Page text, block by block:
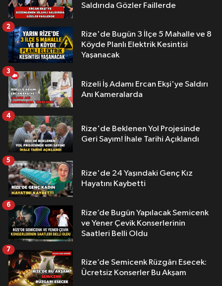
Saldırıda Gözler Faillerde
Rize'de Bugün 3 İlçe 5 Mahalle ve 8
Köyde Planlı Elektrik Kesintisi
Yaşanacak
2
Rizeli İş Adamı Ercan Ekşi'ye Saldırı
Anı Kameralarda
3
Rize'de Beklenen Yol Projesinde
Geri Sayım! İhale Tarihi Açıklandı
4
Rize'de 24 Yaşındaki Genç Kız
Hayatını Kaybetti
5
Rize’de Bugün Yapılacak Semicenk
ve Yener Çevik Konserlerinin
Saatleri Belli Oldu
6
Rize’de Semicenk Rüzgârı Esecek:
Ücretsiz Konserler Bu Akşam
7